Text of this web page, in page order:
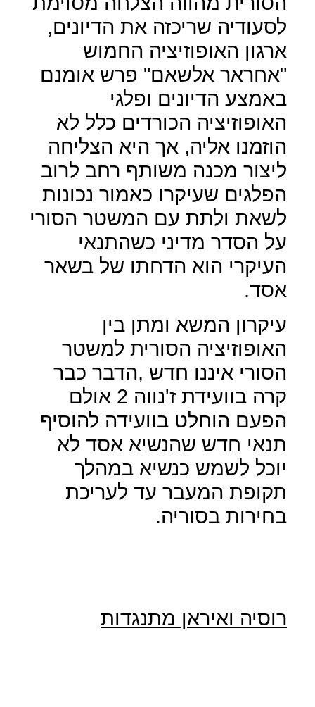
לסעודיה שריכזה את הדיונים,
ארגון האופוזיציה החמוש
"אחראר אלשאם" פרש אומנם
באמצע הדיונים ופלגי
האופוזיציה הכורדים כלל לא
הוזמנו אליה, אך היא הצליחה
ליצור מכנה משותף רחב לרוב
הפלגים שעיקרו כאמור נכונות
לשאת ולתת עם המשטר הסורי
על הסדר מדיני כשהתנאי
העיקרי הוא הדחתו של בשאר
אסד.
עיקרון המשא ומתן בין
האופוזיציה הסורית למשטר
הסורי איננו חדש ,הדבר כבר
קרה בוועידת ז'נווה 2 אולם
הפעם הוחלט בוועידה להוסיף
תנאי חדש שהנשיא אסד לא
יוכל לשמש כנשיא במהלך
תקופת המעבר עד לעריכת
בחירות בסוריה.
רוסיה ואיראן מתנגדות